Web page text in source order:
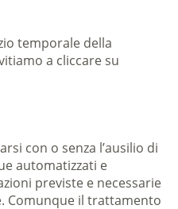
temporale della
a cliccare su
con o senza l’ausilio di
automatizzati e
previste e necessarie
Comunque il trattamento